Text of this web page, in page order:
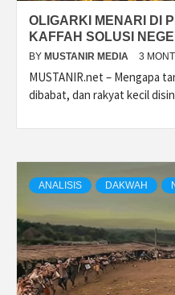
OLIGARKI MENARI DI
KAFFAH SOLUSI
BY MUSTANIR MEDIA 3
MUSTANIR.net – Mengapa
dibabat, dan rakyat kecil
ANALISIS DAKWAH